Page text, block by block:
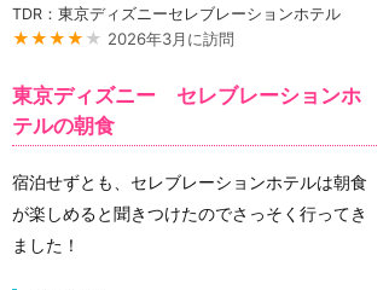
TDR：東京ディズニーセレブレーションホテル
★★★★ ★ 2026年3月に訪問
東京ディズニー セレブレーションホ
テルの朝食
宿泊せずとも、セレブレーションホテルは朝食
が楽しめると聞きつけたのでさっそく行ってき
ました！